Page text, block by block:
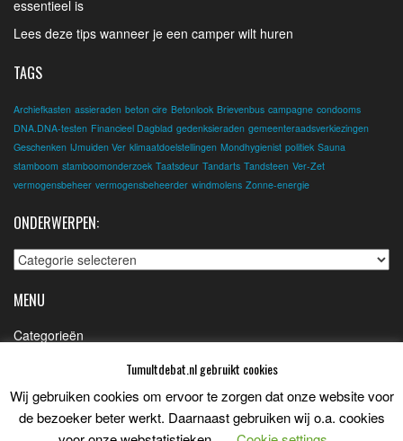
essentieel is
Lees deze tips wanneer je een camper wilt huren
TAGS
Archiefkasten assieraden beton cire Betonlook Brievenbus campagne condooms
DNA.DNA-testen Financieel Dagblad gedenksieraden gemeenteraadsverkiezingen
Geschenken IJmuiden Ver klimaatdoelstellingen Mondhygienist politiek Sauna
stamboom stamboomonderzoek Taatsdeur Tandarts Tandsteen Ver-Zet
vermogensbeheer vermogensbeheerder windmolens Zonne-energie
ONDERWERPEN:
Onderwerpen:
MENU
Categorieën
Partners
Privacybeleid
Tumultdebat.nl gebruikt cookies
Wij gebruiken cookies om ervoor te zorgen dat onze website voor
de bezoeker beter werkt. Daarnaast gebruiken wij o.a. cookies